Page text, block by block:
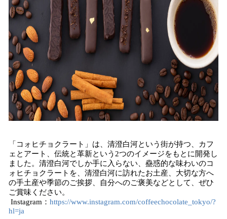
「コォヒチョクラート」は、清澄白河という街が持つ、カフ
ェとアート、伝統と革新という2つのイメージをもとに開発し
ました。清澄白河でしか手に入らない、蠱惑的な味わいのコ
ォヒチョクラートを、清澄白河に訪れたお土産、大切な方へ
の手土産や季節のご挨拶、自分へのご褒美などとして、ぜひ
ご賞味ください。
Instagram： https://www.instagram.com/coffeechocolate_tokyo/?
hl=ja